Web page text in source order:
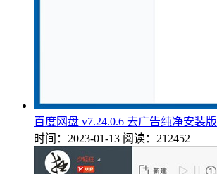
百度网盘 v7.24.0.6 去广告纯净安装版
时间：2023-01-13 阅读：212452